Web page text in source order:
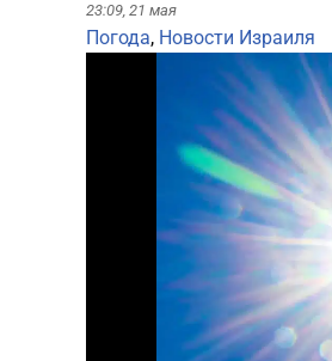
23:09, 21 мая
Погода, Новости Израиля